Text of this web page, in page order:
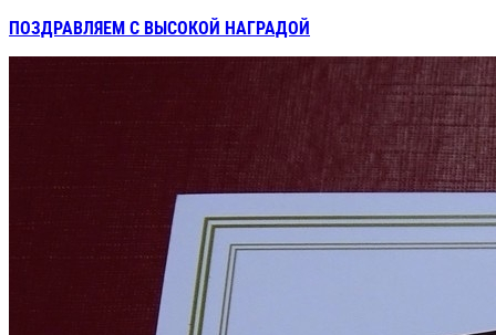
ПОЗДРАВЛЯЕМ С ВЫСОКОЙ НАГРАДОЙ